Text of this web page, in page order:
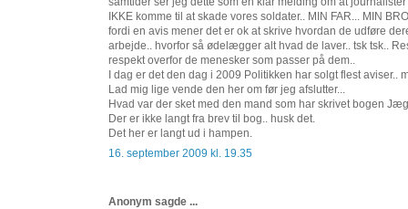
IKKE komme til at skade vores soldater.. MIN FAR... MIN
fordi en avis mener det er ok at skrive hvordan de udføre
arbejde.. hvorfor så ødelægger alt hvad de laver.. tsk tsk..
respekt overfor de menesker som passer på dem..
I dag er det den dag i 2009 Politikken har solgt flest aviser..
Lad mig lige vende den her om før jeg afslutter...
Hvad var der sket med den mand som har skrivet bogen
Der er ikke langt fra brev til bog.. husk det.
Det her er langt ud i hampen.
16. september 2009 kl. 19.35
Anonym sagde ...